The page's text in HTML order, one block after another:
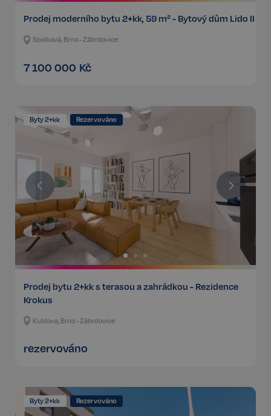
Prodej moderního bytu 2+kk, 59 m² - Bytový dům Lido II
Spolková, Brno - Zábrdovice
7 100 000 Kč
Byty 2+kk Rezervováno
Prodej bytu 2+kk s terasou a zahrádkou - Rezidence
Krokus
Kuldova, Brno - Zábrdovice
rezervováno
Byty 2+kk Rezervováno